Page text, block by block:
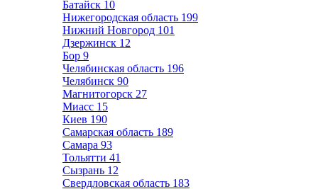
Батайск 10
Нижегородская область 199
Нижний Новгород 101
Дзержинск 12
Бор 9
Челябинская область 196
Челябинск 90
Магнитогорск 27
Миасс 15
Киев 190
Самарская область 189
Самара 93
Тольятти 41
Сызрань 12
Свердловская область 183